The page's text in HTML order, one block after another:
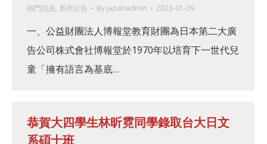
熱門訊息, 系所公告 By japanadmin 2023-01-09
一、公益財團法人博報堂教育財團為日本第二大廣
告公司株式會社博報堂於1970年以培育下一世代兒
童「擁有語言為基底…
恭賀大四學生林昕霓同學錄取台大日文
系碩士班